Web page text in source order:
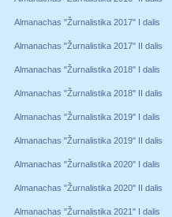
Almanachas "Žurnalistika 2017" I dalis
Almanachas "Žurnalistika 2017" II dalis
Almanachas "Žurnalistika 2018" I dalis
Almanachas "Žurnalistika 2018" II dalis
Almanachas "Žurnalistika 2019" I dalis
Almanachas "Žurnalistika 2019" II dalis
Almanachas "Žurnalistika 2020" I dalis
Almanachas "Žurnalistika 2020" II dalis
Almanachas "Žurnalistika 2021" I dalis